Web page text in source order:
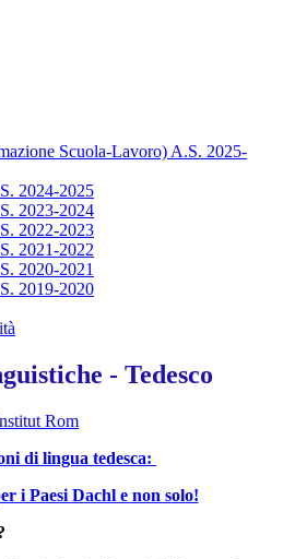
Scuola-Lavoro) A.S. 2025-
2024-2025
2023-2024
2022-2023
2021-2022
2020-2021
2019-2020
- Tedesco
di lingua tedesca:
i Paesi Dachl e non solo!